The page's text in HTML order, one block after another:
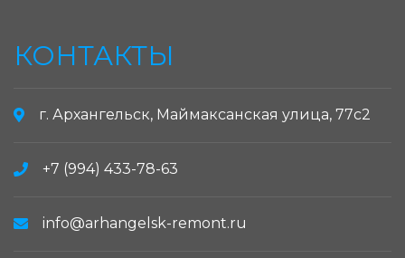
КОНТАКТЫ
г. Архангельск, Маймаксанская улица, 77с2
+7 (994) 433-78-63
info@arhangelsk-remont.ru